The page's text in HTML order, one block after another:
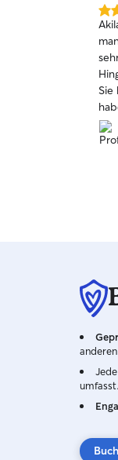
5.0
von
5
Sie
die
umfasst.